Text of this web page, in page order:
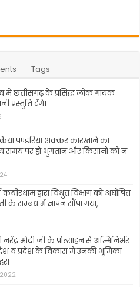
Tags
में छत्तीसगढ़ के प्रसिद्ध लोक गायक
प्रस्तुति देंगे।
पण्डरिया शक्कर कारखाने का
समय पर हो भुगतान और किसानों को न
द्वारा विधुत विभाग को अघोषित
के सम्बंध में ज्ञापन सौंपा गया,
मोदी जी के प्रोत्साहन से अत्मिनिर्भर
व प्रदेश के विकास में उनकी भूमिका